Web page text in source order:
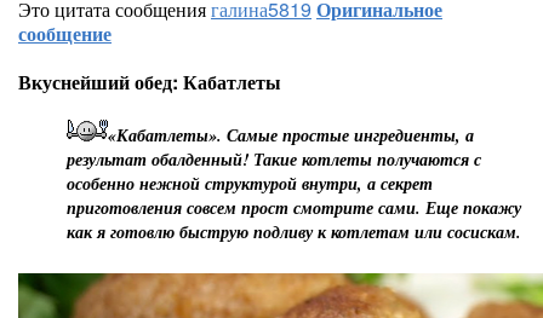
Это цитата сообщениягалина5819 Оригинальное
сообщение
Вкуснейший обед: Кабатлеты
«Кабатлеты». Самые простые ингредиенты, а
результат обалденный! Такие котлеты получаются с
особенно нежной структурой внутри, а секрет
приготовления совсем прост смотрите сами. Еще покажу
как я готовлю быструю подливу к котлетам или сосискам.